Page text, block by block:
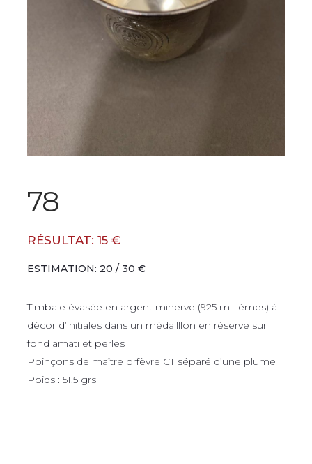
78
RÉSULTAT: 15 €
ESTIMATION: 20 / 30 €
Timbale évasée en argent minerve (925 millièmes) à
décor d’initiales dans un médailllon en réserve sur
fond amati et perles
Poinçons de maître orfèvre CT séparé d’une plume
Poids : 51.5 grs